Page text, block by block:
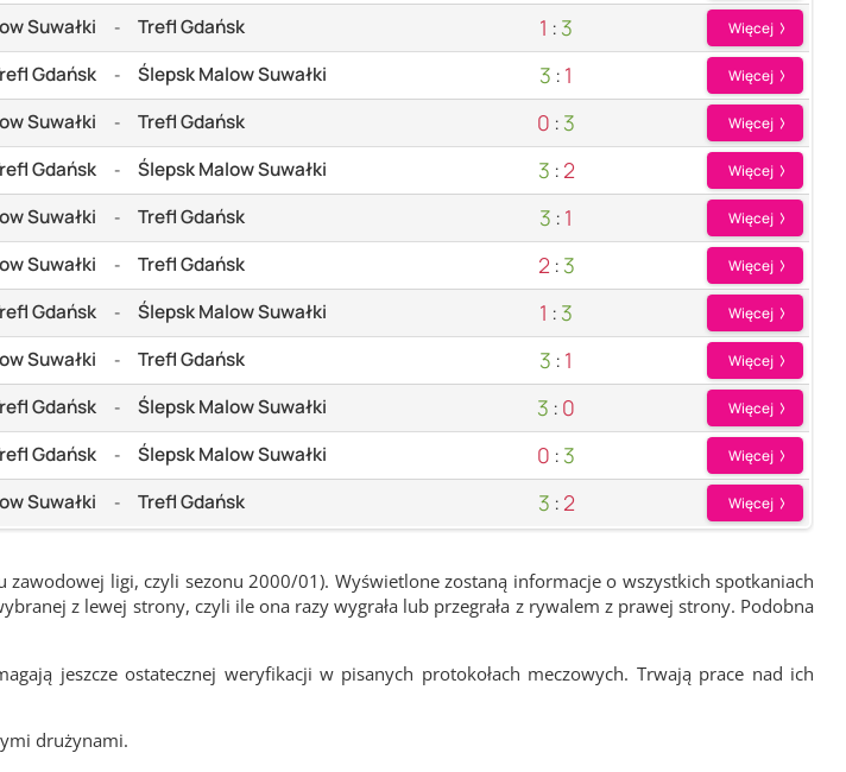
Suwałki - Trefl Gdańsk 1 : 3 Więcej
Gdańsk - Ślepsk Malow Suwałki 3 : 1 Więcej
Suwałki - Trefl Gdańsk 0 : 3 Więcej
Gdańsk - Ślepsk Malow Suwałki 3 : 2 Więcej
Suwałki - Trefl Gdańsk 3 : 1 Więcej
Suwałki - Trefl Gdańsk 2 : 3 Więcej
Gdańsk - Ślepsk Malow Suwałki 1 : 3 Więcej
Suwałki - Trefl Gdańsk 3 : 1 Więcej
Gdańsk - Ślepsk Malow Suwałki 3 : 0 Więcej
Gdańsk - Ślepsk Malow Suwałki 0 : 3 Więcej
Suwałki - Trefl Gdańsk 3 : 2 Więcej
ligi, czyli sezonu 2000/01). Wyświetlone zostaną informacje o wszystkich spotkaniach
z lewej strony, czyli ile ona razy wygrała lub przegrała z rywalem z prawej strony. Podobna
jeszcze ostatecznej weryfikacji w pisanych protokołach meczowych. Trwają prace nad ich
drużynami.